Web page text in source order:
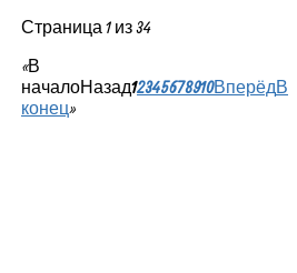
Страница 1 из 34
«В
началоНазад12345678910ВперёдВ
конец»